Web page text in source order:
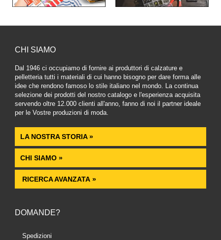
CHI SIAMO
Dal 1946 ci occupiamo di fornire ai produttori di calzature e
pelletteria tutti i materiali di cui hanno bisogno per dare forma alle
idee che rendono famoso lo stile italiano nel mondo. La continua
selezione dei prodotti del nostro catalogo e l'esperienza acquisita
servendo oltre 12.000 clienti all'anno, fanno di noi il partner ideale
per le Vostre produzioni di moda.
LA NOSTRA STORIA »
CHI SIAMO »
RICERCA AVANZATA »
DOMANDE?
Spedizioni